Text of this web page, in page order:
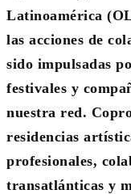
Latinoamérica
las acciones de
sido impulsadas
festivales y
nuestra red.
residencias
profesionales,
transatlánticas y